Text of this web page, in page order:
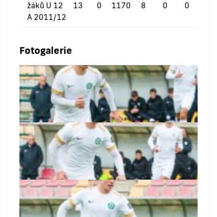
žáků U 12
A 2011/12
13 0 1170 8 0 0
Fotogalerie